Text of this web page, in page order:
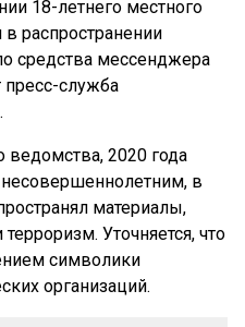
18-летнего местного
распространении
средства мессенджера
пресс-служба
2020 года
в
материалы,
Уточняется, что
символики
организаций.